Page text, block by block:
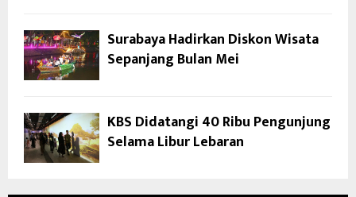
Surabaya Hadirkan Diskon Wisata
Sepanjang Bulan Mei
KBS Didatangi 40 Ribu Pengunjung
Selama Libur Lebaran